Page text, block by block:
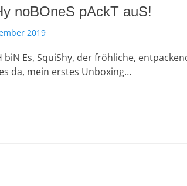
noBOneS pAckT auS!
2019
biN Es, SquiShy, der fröhliche,
da, mein erstes Unboxing…